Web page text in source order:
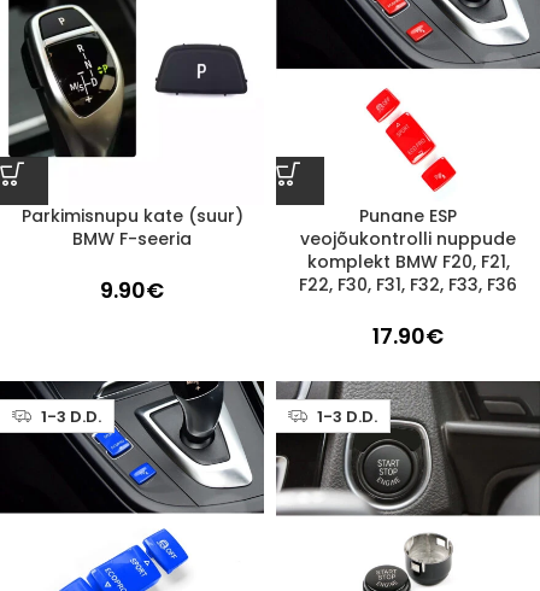
Parkimisnupu kate (suur)
BMW F-seeria
9.90€
Punane ESP
veojõukontrolli nuppude
komplekt BMW F20, F21,
F22, F30, F31, F32, F33, F36
17.90€
1-3 D.D. 1-3 D.D.